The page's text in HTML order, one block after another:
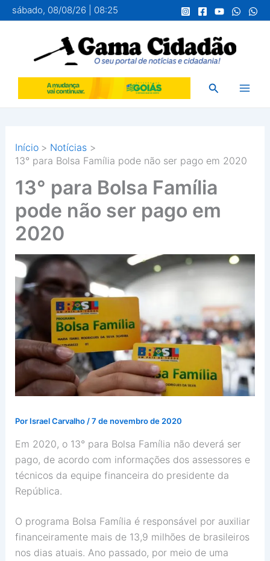
para
conteúdo
sábado, 08/08/26 | 08:25
Pesquisar
Início
Notícias
13° para Bolsa Família pode não ser pago em 2020
13° para Bolsa Família
pode não ser pago em
2020
Por Israel Carvalho /7 de novembro de 2020
Em 2020, o 13° para Bolsa Família não deverá ser
pago, de acordo com informações dos assessores e
técnicos da equipe financeira do presidente da
República.
O programa Bolsa Família é responsável por auxiliar
financeiramente mais de 13,9 milhões de brasileiros
nos dias atuais. Ano passado, por meio de uma